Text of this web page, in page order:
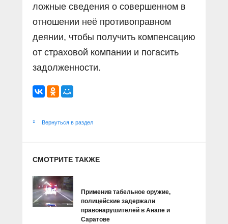
ложные сведения о совершенном в
отношении неё противоправном
деянии, чтобы получить компенсацию
от страховой компании и погасить
задолженности.
Вернуться в раздел
СМОТРИТЕ ТАКЖЕ
Применив табельное оружие,
полицейские задержали
правонарушителей в Анапе и
Саратове